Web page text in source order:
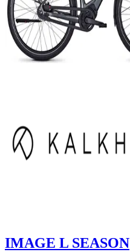
IMAGE L SEASON